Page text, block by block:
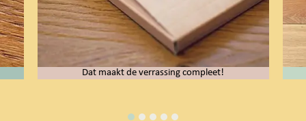
Dat maakt de verrassing compleet!